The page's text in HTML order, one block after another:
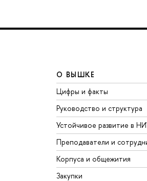
О ВЫШКЕ
Цифры и факты
Руководство и структура
Устойчивое развитие в
Преподаватели и
Корпуса и общежития
Закупки